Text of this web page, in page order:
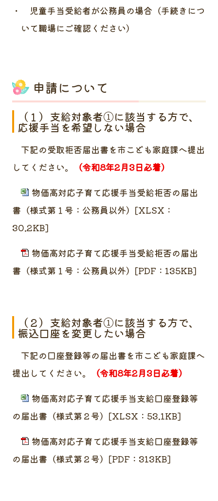
児童手当受給者が公務員の場合（手続きにつ
いて職場にご確認ください）
申請について
（１）支給対象者①に該当する方で、
応援手当を希望しない場合
下記の受取拒否届出書を市こども家庭課へ提出
してください。
（令和8年2月3日必着）
物価高対応子育て応援手当受給拒否の届出
書（様式第１号：公務員以外）[XLSX：
30.2KB]
物価高対応子育て応援手当受給拒否の届出
書（様式第１号：公務員以外）[PDF：135KB]
（２）支給対象者①に該当する方で、
振込口座を変更したい場合
下記の口座登録等の届出書を市こども家庭課へ
提出してください。
（令和8年2月3日必着）
物価高対応子育て応援手当支給口座登録等
の届出書（様式第２号）[XLSX：53.1KB]
物価高対応子育て応援手当支給口座登録等
の届出書（様式第２号）[PDF：313KB]